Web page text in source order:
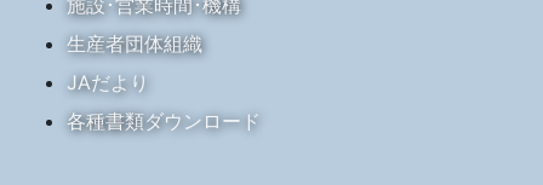
施設･営業時間･機構
生産者団体組織
JAだより
各種書類ダウンロード